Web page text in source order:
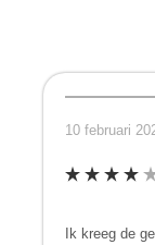
10 februari
Ik kreeg de